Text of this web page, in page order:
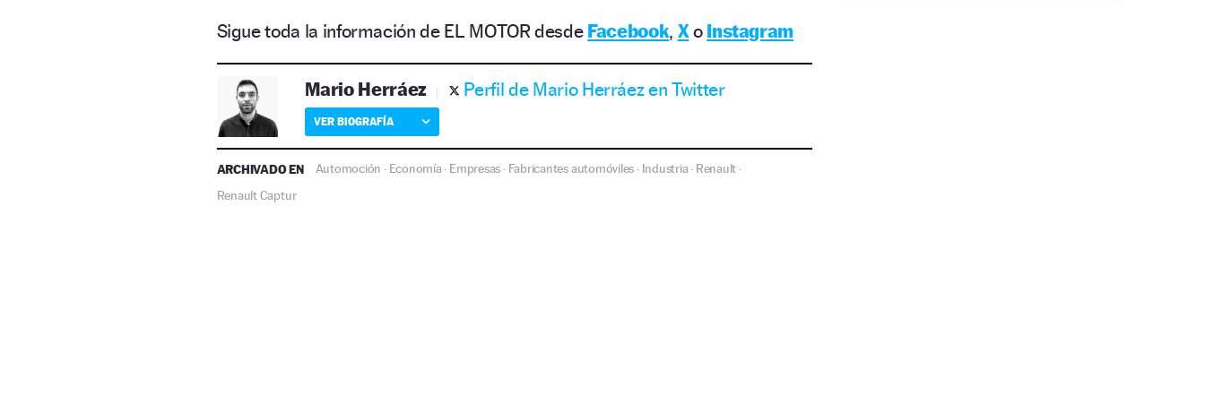
Sigue toda la información de EL MOTOR desde Facebook, Xo Instagram
Mario Herráez Perfil de Mario Herráez en Twitter
VER BIOGRAFÍA
ARCHIVADO EN Automoción · Economía· Empresas · Fabricantes automóviles · Industria· Renault ·
Renault Captur